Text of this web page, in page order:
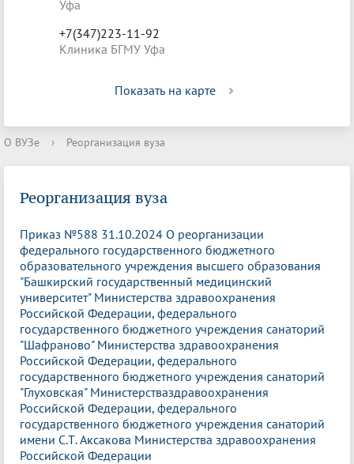
Уфа
+7(347)223-11-92
Клиника БГМУ Уфа
Показать на карте
О ВУЗе › Реорганизация вуза
Реорганизация вуза
Приказ №588 31.10.2024 О реорганизации
федерального государственного бюджетного
образовательного учреждения высшего образования
"Башкирский государственный медицинский
университет" Министерства здравоохранения
Российской Федерации, федерального
государственного бюджетного учреждения санаторий
"Шафраново" Министерства здравоохранения
Российской Федерации, федерального
государственного бюджетного учреждения санаторий
"Глуховская" Министерстваздравоохранения
Российской Федерации, федерального
государственного бюджетного учреждения санаторий
имени С.Т. Аксакова Министерства здравоохранения
Российской Федерации